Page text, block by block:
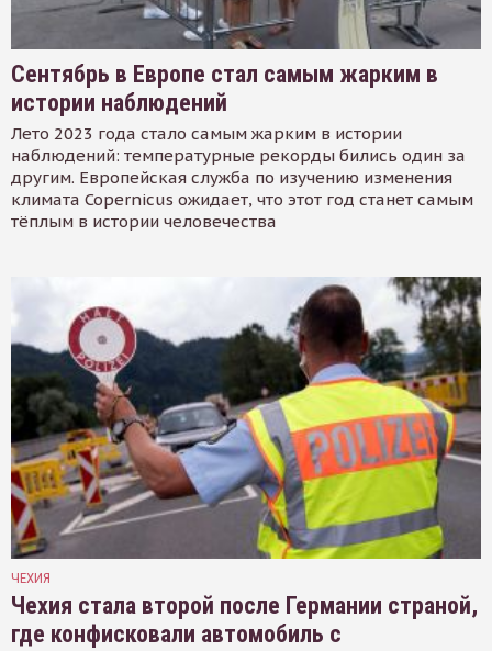
Сентябрь в Европе стал самым жарким в
истории наблюдений
Лето 2023 года стало самым жарким в истории
наблюдений: температурные рекорды бились один за
другим. Европейская служба по изучению изменения
климата Copernicus ожидает, что этот год станет самым
тёплым в истории человечества
ЧЕХИЯ
Чехия стала второй после Германии страной,
где конфисковали автомобиль с